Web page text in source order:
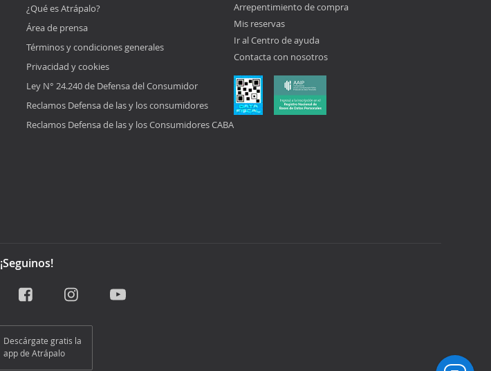
¿Qué es Atrápalo?
Área de prensa
Términos y condiciones generales
Privacidad y cookies
Ley N° 24.240 de Defensa del Consumidor
Reclamos Defensa de las y los consumidores
Reclamos Defensa de las y los Consumidores CABA
Arrepentimiento de compra
Mis reservas
Ir al Centro de ayuda
Contacta con nosotros
¡Seguinos!
Descárgate gratis la
app de Atrápalo